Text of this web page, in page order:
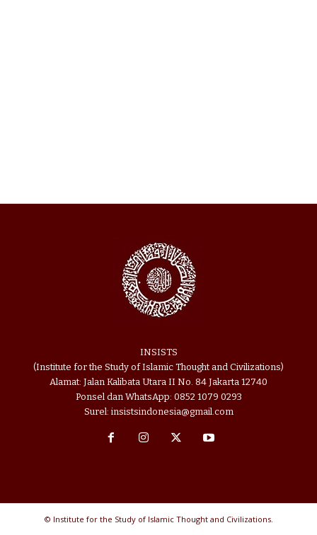
INSISTS
(Institute for the Study of Islamic Thought and Civilizations)
Alamat: Jalan Kalibata Utara II No. 84 Jakarta 12740
Ponsel dan WhatsApp: 0852 1079 0293
Surel: insistsindonesia@gmail.com
© Institute for the Study of Islamic Thought and Civilizations.